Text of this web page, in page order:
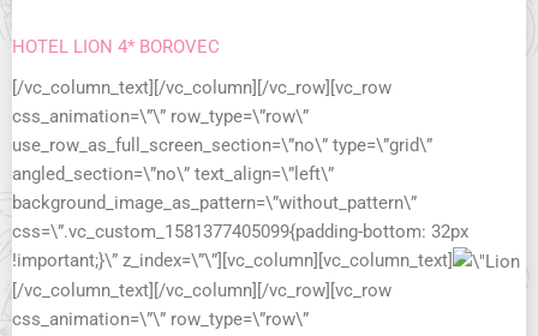
HOTEL LION 4* BOROVEC
[/vc_column_text][/vc_column][/vc_row][vc_row
css_animation=\”\” row_type=\”row\”
use_row_as_full_screen_section=\”no\” type=\”grid\”
angled_section=\”no\” text_align=\”left\”
background_image_as_pattern=\”without_pattern\”
css=\”.vc_custom_1581377405099{padding-bottom: 32px
!important;}\” z_index=\”\”][vc_column][vc_column_text]
[/vc_column_text][/vc_column][/vc_row][vc_row
css_animation=\”\” row_type=\”row\”